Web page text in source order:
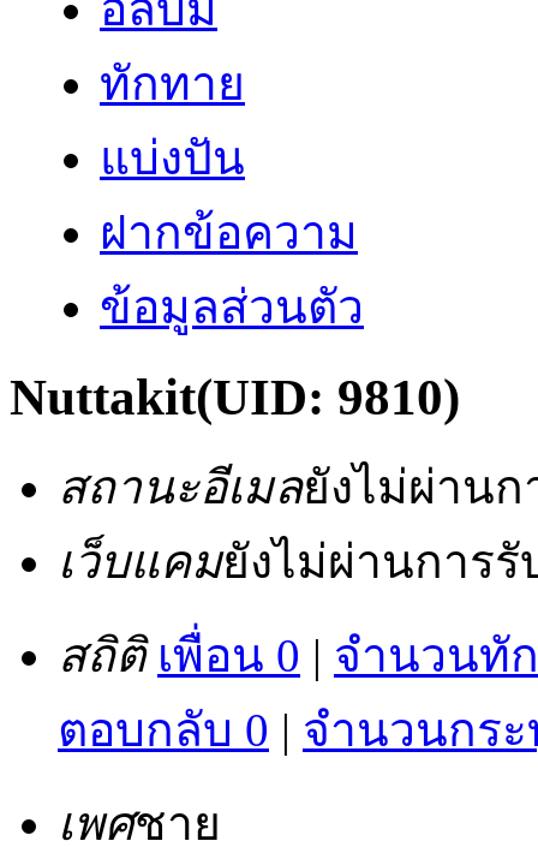
ทักทาย
แบ่งปัน
ฝากข้อความ
ข้อมูลส่วนตัว
Nuttakit(UID: 9810)
สถานะอีเมลยังไม่ผ่านก
เว็บแคมยังไม่ผ่านการรั
สถิติ เพื่อน 0 | จำนวนทั
ตอบกลับ 0 | จำนวนกระ
เพศชาย